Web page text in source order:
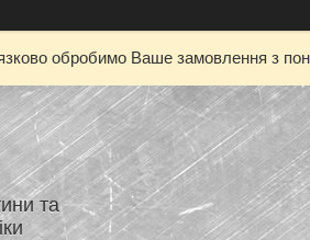
обробимо Ваше замовлення з
та